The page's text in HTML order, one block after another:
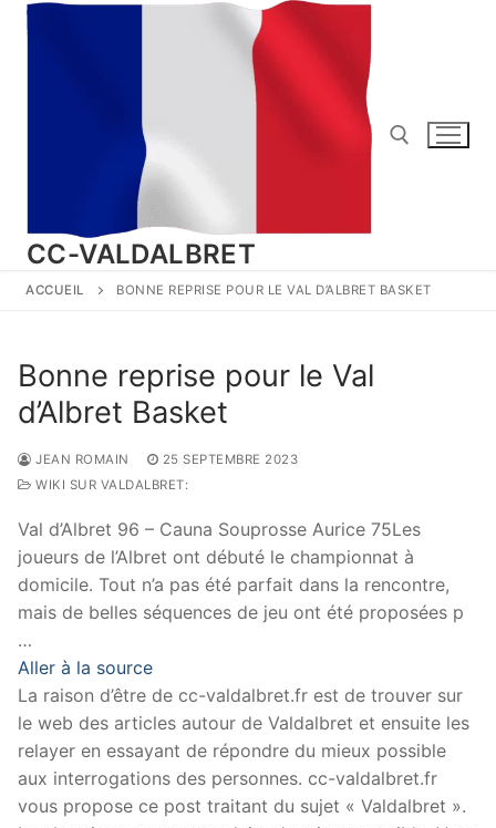
Aller
CC-VALDALBRET
ACCUEIL BONNE REPRISE POUR LE VAL D’ALBRET BASKET
Bonne reprise pour le Val
d’Albret Basket
JEAN ROMAIN
25 SEPTEMBRE 2023
WIKI SUR VALDALBRET:
Val d’Albret 96 – Cauna Souprosse Aurice 75Les
joueurs de l’Albret ont débuté le championnat à
domicile. Tout n’a pas été parfait dans la rencontre,
mais de belles séquences de jeu ont été proposées p
…
Aller à la source
La raison d’être de cc-valdalbret.fr est de trouver sur
le web des articles autour de Valdalbret et ensuite les
relayer en essayant de répondre du mieux possible
aux interrogations des personnes. cc-valdalbret.fr
vous propose ce post traitant du sujet « Valdalbret ».